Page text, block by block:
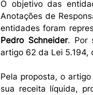
O objetivo das
Anotações de
entidades foram
Pedro Schneider. Por
artigo 62 da Lei 5.194,
Pela proposta, o
sua receita líquida,